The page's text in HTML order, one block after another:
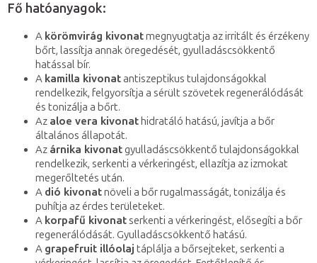
Fő hatóanyagok:
A körömvirág kivonatmegnyugtatja az irritált és érzékeny
bőrt, lassítja annak öregedését, gyulladáscsökkentő
hatással bír.
A kamilla kivonatantiszeptikus tulajdonságokkal
rendelkezik, felgyorsítja a sérült szövetek regenerálódását
és tonizálja a bőrt.
Az aloe vera kivonat hidratáló hatású, javítja a bőr
általános állapotát.
Az árnika kivonatgyulladáscsökkentő tulajdonságokkal
rendelkezik, serkenti a vérkeringést, ellazítja az izmokat
megerőltetés után.
A dió kivonatnöveli a bőr rugalmasságát, tonizálja és
puhítja az érdes területeket.
A korpafű kivonatserkenti a vérkeringést, elősegíti a bőr
regenerálódását. Gyulladáscsökkentő hatású.
A grapefruit illóolaj táplálja a bőrsejteket, serkenti a